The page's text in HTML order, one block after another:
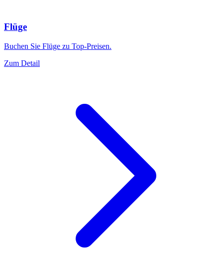
Flüge
Buchen Sie Flüge zu Top-Preisen.
Zum Detail